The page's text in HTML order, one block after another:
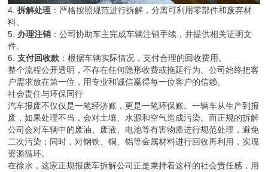
4.拆解处理 ：严格按照规范进行拆解，分离可利用零部件和废弃材
料。
5. 办理注销 ：公司协助车主完成车辆注销手续，并提供相关证明文
件。
6.支付回收款 ：根据车辆实际情况，支付合理的回收费用。
整个流程公开透明，不存在任何隐形收费或拖延行为。公司始终把客
户需求放在第一位，用专业和诚信赢得每一位客户的信赖。
社会责任与环保同行
汽车报废不仅仅是一笔经济账，更是一笔环保账。一辆车从生产到报
废，如果处理不当，会对土壤、水源和空气造成污染。而正规的拆解
公司会对车辆中的废油、废液、电池等有害物质进行规范处理，避免
二次污染；同时，对钢铁、铜、铝等金属材料进行回收再利用，实现
资源循环。
在徐水，这家正规报废车拆解公司正是秉持着这样的社会责任感，用